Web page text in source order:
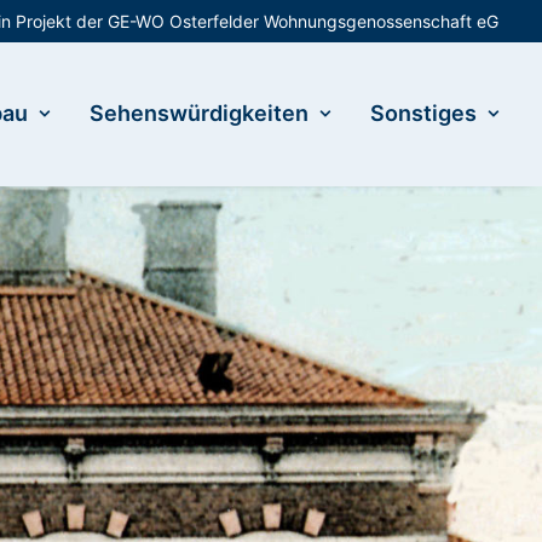
Projekt der GE-WO Osterfelder Wohnungsgenossenschaft eG
Sehenswürdigkeiten Sonstiges